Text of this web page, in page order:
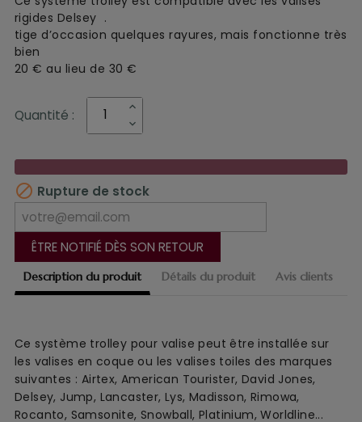
Description du produit Détails du produit Avis clients
Ce système trolley pour valise peut être installée sur
les valises en coque ou les valises toiles des marques
suivantes : Airtex, American Tourister, David Jones,
Delsey, Jump, Lancaster, Lys, Madisson, Rimowa,
Rocanto, Samsonite, Snowball, Platinium, Worldline...
rigides Delsey .
tige d’occasion quelques rayures, mais fonctionne très
bien
20 € au lieu de 30 €
Quantité :
 Rupture de stock
ÊTRE NOTIFIÉ DÈS SON RETOUR